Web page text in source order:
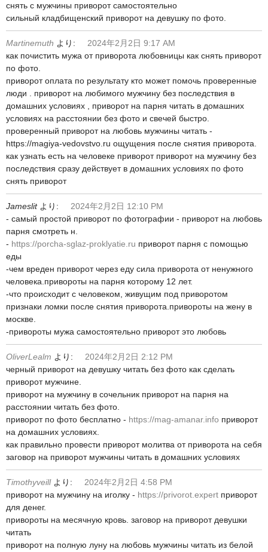
снять с мужчины приворот самостоятельно
сильный кладбищенский приворот на девушку по фото.
Martinemuth より:
2024年2月2日 9:17 AM
как почистить мужа от приворота любовницы как снять приворот
по фото.
приворот оплата по результату кто может помочь проверенные
люди . приворот на любимого мужчину без последствия в
домашних условиях , приворот на парня читать в домашних
условиях на расстоянии без фото и свечей быстро.
проверенный приворот на любовь мужчины читать -
https://magiya-vedovstvo.ru ощущения после снятия приворота.
как узнать есть на человеке приворот приворот на мужчину без
последствия сразу действует в домашних условиях по фото
снять приворот
Jameslit より:
2024年2月2日 12:10 PM
- самый простой приворот по фотографии - приворот на любовь
парня смотреть н.
- https://porcha-sglaz-proklyatie.ru приворот парня с помощью
еды
-чем вреден приворот через еду сила приворота от ненужного
человека.привороты на парня которому 12 лет.
-что происходит с человеком, живущим под приворотом
признаки ломки после снятия приворота.привороты на жену в
москве.
-привороты мужа самостоятельно приворот это любовь
OliverLealm より:
2024年2月2日 2:12 PM
черный приворот на девушку читать без фото как сделать
приворот мужчине.
приворот на мужчину в сочельник приворот на парня на
расстоянии читать без фото.
приворот по фото бесплатно - https://mag-amanar.info приворот
на домашних условиях.
как правильно провести приворот молитва от приворота на себя
заговор на приворот мужчины читать в домашних условиях
Timothyveill より:
2024年2月2日 4:58 PM
приворот на мужчину на иголку - https://privorot.expert приворот
для денег.
привороты на месячную кровь. заговор на приворот девушки
читать
приворот на полную луну на любовь мужчины читать из белой